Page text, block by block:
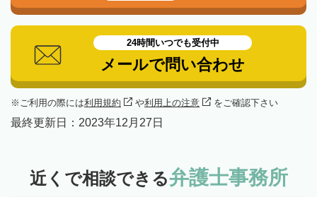
24時間いつでも受付中
メールで問い合わせ
ご利用の際には利用規約 や利用上の注意 をご確認下さい
最終更新日： 2023年12月27日
近くで相談できる弁護士事務所